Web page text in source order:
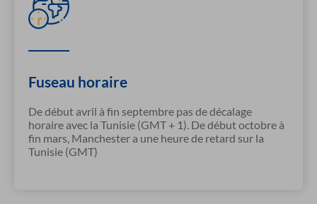
Fuseau horaire
De début avril à fin septembre pas de décalage
horaire avec la Tunisie (GMT + 1). De début octobre à
fin mars, Manchester a une heure de retard sur la
Tunisie (GMT)